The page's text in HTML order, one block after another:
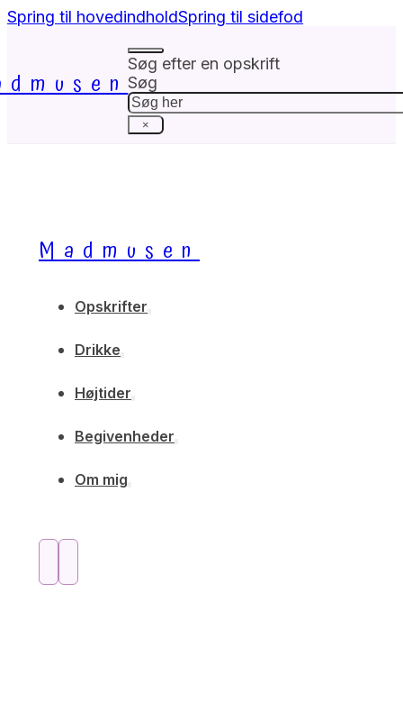
Spring til hovedindholdSpring til sidefod
Søg efter en opskrift
Søg
×
Madmusen
Opskrifter
Drikke
Højtider
Begivenheder
Om mig